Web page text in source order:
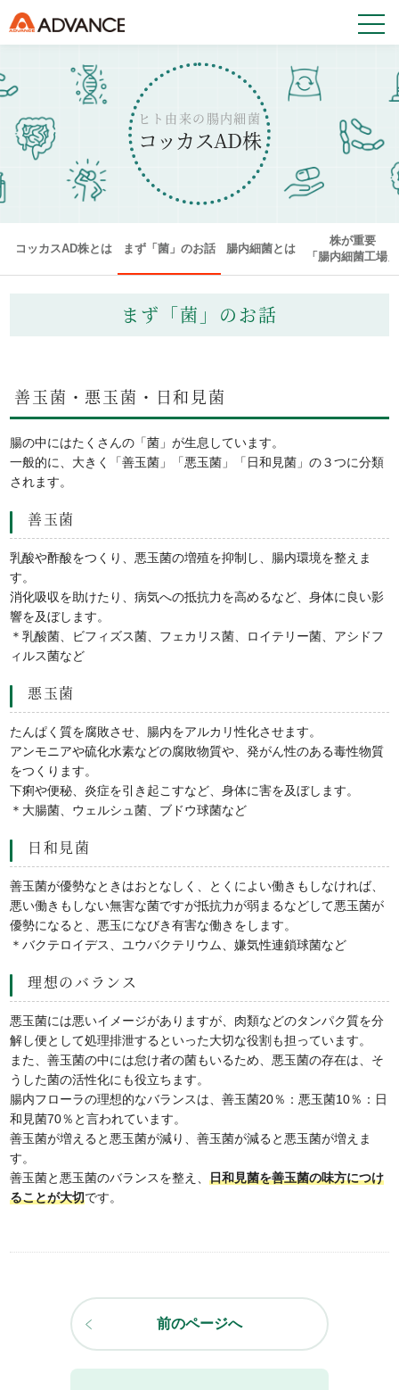
ヒト由来の腸内細菌
コッカスAD株
コッカスAD株とは まず「菌」のお話 腸内細菌とは
株が重要
「腸内細菌工場」
まず「菌」のお話
善玉菌・悪玉菌・日和見菌
腸の中にはたくさんの「菌」が生息しています。
一般的に、大きく「善玉菌」「悪玉菌」「日和見菌」の３つに分類
されます。
善玉菌
乳酸や酢酸をつくり、悪玉菌の増殖を抑制し、腸内環境を整えま
す。
消化吸収を助けたり、病気への抵抗力を高めるなど、身体に良い影
響を及ぼします。
＊乳酸菌、ビフィズス菌、フェカリス菌、ロイテリー菌、アシドフ
ィルス菌など
悪玉菌
たんぱく質を腐敗させ、腸内をアルカリ性化させます。
アンモニアや硫化水素などの腐敗物質や、発がん性のある毒性物質
をつくります。
下痢や便秘、炎症を引き起こすなど、身体に害を及ぼします。
＊大腸菌、ウェルシュ菌、ブドウ球菌など
日和見菌
善玉菌が優勢なときはおとなしく、とくによい働きもしなければ、
悪い働きもしない無害な菌ですが抵抗力が弱まるなどして悪玉菌が
優勢になると、悪玉になびき有害な働きをします。
＊バクテロイデス、ユウバクテリウム、嫌気性連鎖球菌など
理想のバランス
悪玉菌には悪いイメージがありますが、肉類などのタンパク質を分
解し便として処理排泄するといった大切な役割も担っています。
また、善玉菌の中には怠け者の菌もいるため、悪玉菌の存在は、そ
うした菌の活性化にも役立ちます。
腸内フローラの理想的なバランスは、善玉菌20％：悪玉菌10％：日
和見菌70％と言われています。
善玉菌が増えると悪玉菌が減り、善玉菌が減ると悪玉菌が増えま
す。
善玉菌と悪玉菌のバランスを整え、日和見菌を善玉菌の味方につけ
ることが大切です。
前のページへ